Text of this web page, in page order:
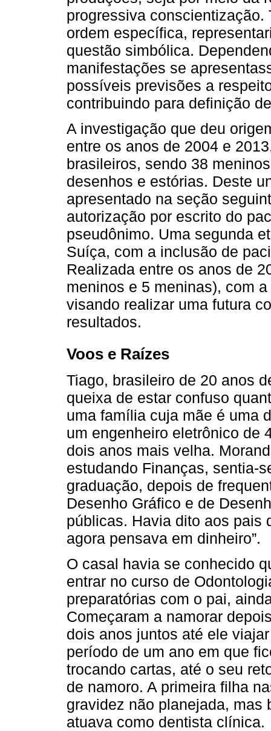
progressiva conscientização.
ordem específica,
questão simbólica.
manifestações se
possíveis previsões a
contribuindo para definição
A investigação que deu
entre os anos de 2004 e
brasileiros, sendo 38
desenhos e estórias. Deste
apresentado na seção
autorização por escrito do
pseudônimo. Uma segunda
Suíça, com a inclusão de
Realizada entre os anos de
meninos e 5 meninas), com
visando realizar uma futura
resultados.
Voos e Raízes
Tiago, brasileiro de 20 anos
queixa de estar confuso
uma família cuja mãe é uma
um engenheiro eletrônico de
dois anos mais velha.
estudando Finanças, sentia-
graduação, depois de
Desenho Gráfico e de
públicas. Havia dito aos pais
agora pensava em dinheiro”.
O casal havia se conhecido
entrar no curso de
preparatórias com o pai,
Começaram a namorar
dois anos juntos até ele
período de um ano em que
trocando cartas, até o seu
de namoro. A primeira filha
gravidez não planejada, mas
atuava como dentista clínica.